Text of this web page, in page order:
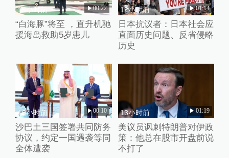
15小时前 00:22
“白海豚”将至 ，直升机驰
援海岛救助5岁患儿
12小时前 01:14
日本抗议者：日本社会应
直面历史问题、反省侵略
历史
13小时前 00:10
沙巴土三国签署共同防务
协议，约定一国遇袭等同
全体遭袭
13小时前 01:19
美议员讽刺特朗普对伊政
策：他总在股市开盘前说
不打了